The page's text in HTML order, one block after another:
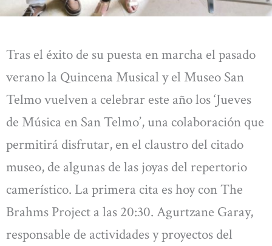
Tras el éxito de su puesta en marcha el pasado
verano la Quincena Musical y el Museo San
Telmo vuelven a celebrar este año los ‘Jueves
de Música en San Telmo’, una colaboración que
permitirá disfrutar, en el claustro del citado
museo, de algunas de las joyas del repertorio
camerístico. La primera cita es hoy con The
Brahms Project a las 20:30. Agurtzane Garay,
responsable de actividades y proyectos del